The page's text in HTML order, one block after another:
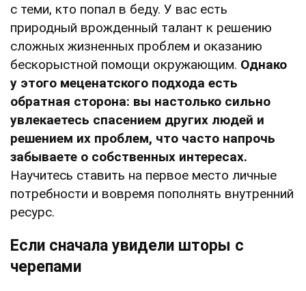
с теми, кто попал в беду. У вас есть
природный врожденный талант к решению
сложных жизненных проблем и оказанию
бескорыстной помощи окружающим. Однако
у этого меценатского подхода есть
обратная сторона: вы настолько сильно
увлекаетесь спасением других людей и
решением их проблем, что часто напрочь
забываете о собственных интересах.
Научитесь ставить на первое место личные
потребности и вовремя пополнять внутренний
ресурс.
Если сначала увидели шторы с
черепами